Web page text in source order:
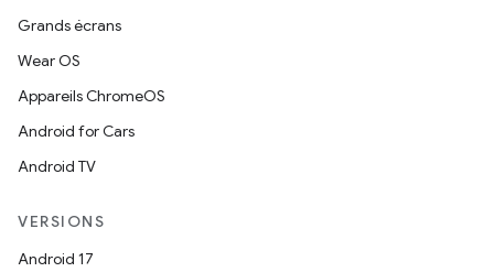
Grands écrans
Wear OS
Appareils ChromeOS
Android for Cars
Android TV
VERSIONS
Android 17